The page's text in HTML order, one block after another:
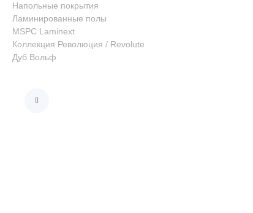
Напольные покрытия
Ламинированные полы
MSPC Laminext
Коллекция Революция / Revolute
Дуб Вольф